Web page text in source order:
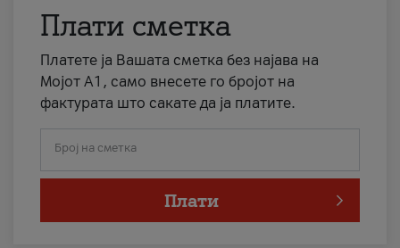
Плати сметка
Платете ја Вашата сметка без најава на
Мојот А1, само внесете го бројот на
фактурата што сакате да ја платите.
Број на сметка
Плати